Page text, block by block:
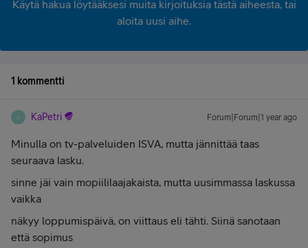
Käytä hakua löytääksesi muita kirjoituksia tästä aiheesta, tai
aloita uusi aihe.
1 kommentti
K KaPetri Forum|Forum|1 year ago
Minulla on tv-palveluiden ISVA, mutta jännittää taas
seuraava lasku.
sinne jäi vain mopiililaajakaista, mutta uusimmassa laskussa
vaikka
näkyy loppumispäivä, on viittaus eli tähti. Siinä sanotaan
että sopimus